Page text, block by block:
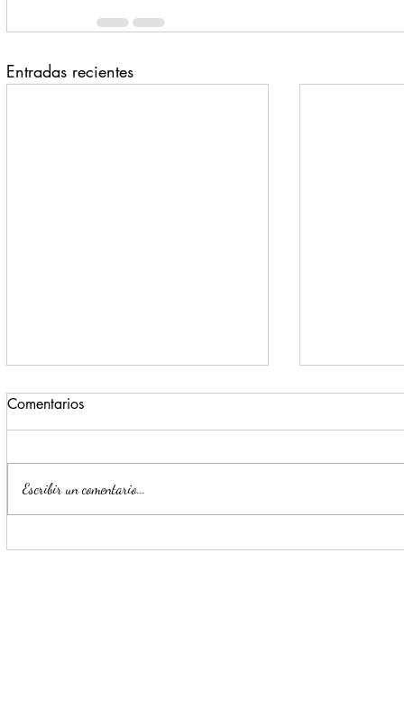
Entradas recientes
Acuden regiomontanos a
Llena pino
Comentarios
Escribir un comentario...